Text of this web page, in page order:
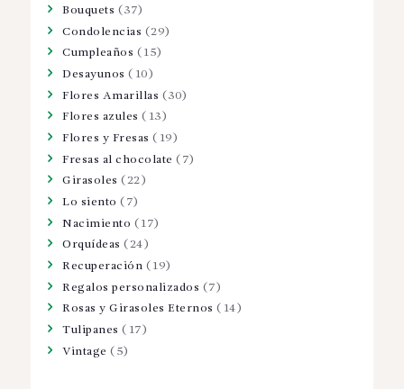
Bouquets (37)
Condolencias (29)
Cumpleaños (15)
Desayunos (10)
Flores Amarillas (30)
Flores azules (13)
Flores y Fresas (19)
Fresas al chocolate (7)
Girasoles (22)
Lo siento (7)
Nacimiento (17)
Orquídeas (24)
Recuperación (19)
Regalos personalizados (7)
Rosas y Girasoles Eternos (14)
Tulipanes (17)
Vintage (5)